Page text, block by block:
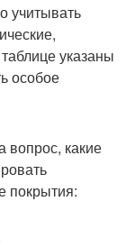
учитывать
указаны
особое
какие
покрытия: